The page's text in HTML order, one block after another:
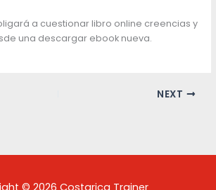
a cuestionar libro online​ creencias y
una descargar ebook nueva.
NEXT
© 2026 Costarica Trainer